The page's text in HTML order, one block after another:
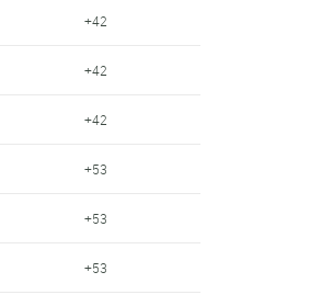
+42
+42
+42
+53
+53
+53